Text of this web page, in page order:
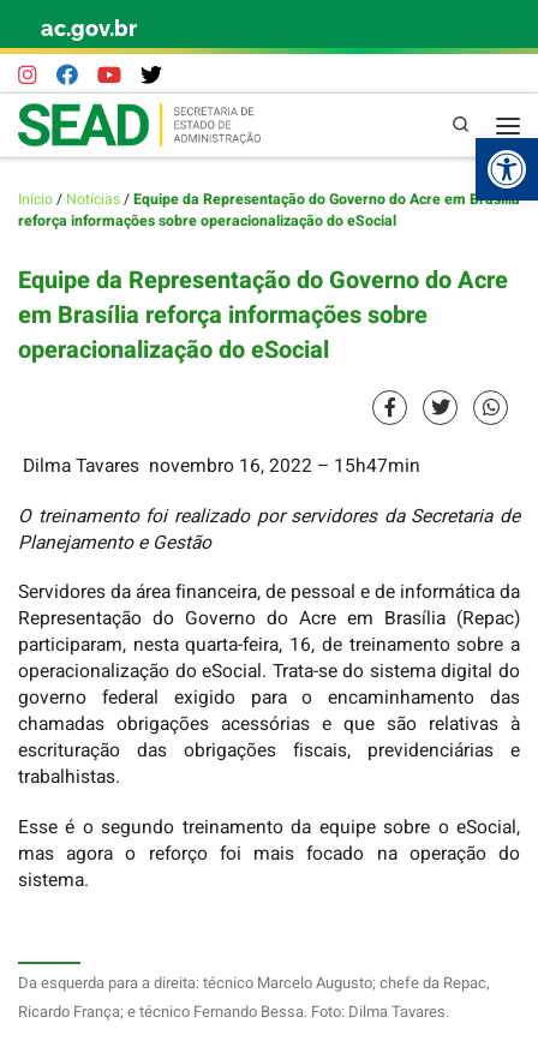
Skip to content
ac.gov.br
Pesquisa
Início/ Notícias/Equipe da Representação do Governo do Acre em Brasília
reforça informações sobre operacionalização do eSocial
Equipe da Representação do Governo do Acre
em Brasília reforça informações sobre
operacionalização do eSocial
Dilma Tavares novembro 16, 2022 – 15h47min
O treinamento foi realizado por servidores da Secretaria de
Planejamento e Gestão
Servidores da área financeira, de pessoal e de informática da
Representação do Governo do Acre em Brasília (Repac)
participaram, nesta quarta-feira, 16, de treinamento sobre a
operacionalização do eSocial. Trata-se do sistema digital do
governo federal exigido para o encaminhamento das
chamadas obrigações acessórias e que são relativas à
escrituração das obrigações fiscais, previdenciárias e
trabalhistas.
Esse é o segundo treinamento da equipe sobre o eSocial,
mas agora o reforço foi mais focado na operação do
sistema.
Da esquerda para a direita: técnico Marcelo Augusto; chefe da Repac,
Ricardo França; e técnico Fernando Bessa. Foto: Dilma Tavares.